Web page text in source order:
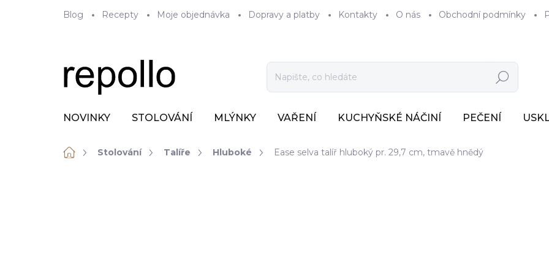
Blog Recepty Moje objednávka Dopravy a platby Kontakty O nás Obchodní podmínky
Hledat
NOVINKY STOLOVÁNÍ MLÝNKY VAŘENÍ KUCHYŇSKÉ NÁČINÍ PEČENÍ
DomůStolování Talíře Hluboké Ease selva talíř hluboký pr. 29,7 cm, tmavě hnědý